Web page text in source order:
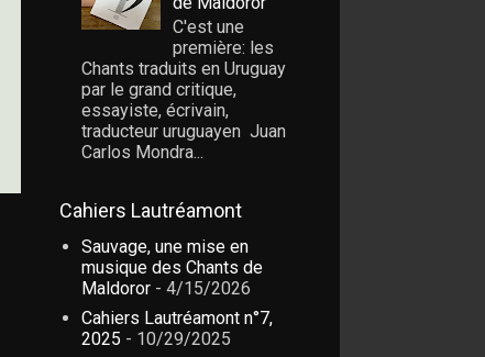
C'est une
première: les
Chants traduits en Uruguay
par le grand critique,
essayiste, écrivain,
traducteur uruguayen Juan
Carlos Mondra...
Cahiers Lautréamont
Sauvage, une mise en
musique des Chants de
Maldoror - 4/15/2026
Cahiers Lautréamont n°7,
2025 - 10/29/2025